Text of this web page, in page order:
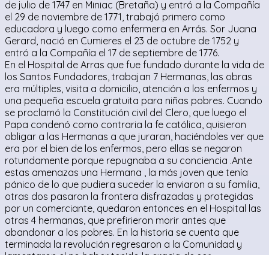
de julio de 1747 en Miniac (Bretaña) y entró a la Compañía
el 29 de noviembre de 1771, trabajó primero como
educadora y luego como enfermera en Arrás. Sor Juana
Gerard, nació en Cumieres el 23 de octubre de 1752 y
entró a la Compañía el 17 de septiembre de 1776.
En el Hospital de Arras que fue fundado durante la vida de
los Santos Fundadores, trabajan 7 Hermanas, las obras
era múltiples, visita a domicilio, atención a los enfermos y
una pequeña escuela gratuita para niñas pobres. Cuando
se proclamó la Constitución civil del Clero, que luego el
Papa condenó como contraria la fe católica, quisieron
obligar a las Hermanas a que juraran, haciéndoles ver que
era por el bien de los enfermos, pero ellas se negaron
rotundamente porque repugnaba a su conciencia .Ante
estas amenazas una Hermana , la más joven que tenía
pánico de lo que pudiera suceder la enviaron a su familia,
otras dos pasaron la frontera disfrazadas y protegidas
por un comerciante, quedaron entonces en el Hospital las
otras 4 hermanas, que prefirieron morir antes que
abandonar a los pobres. En la historia se cuenta que
terminada la revolución regresaron a la Comunidad y